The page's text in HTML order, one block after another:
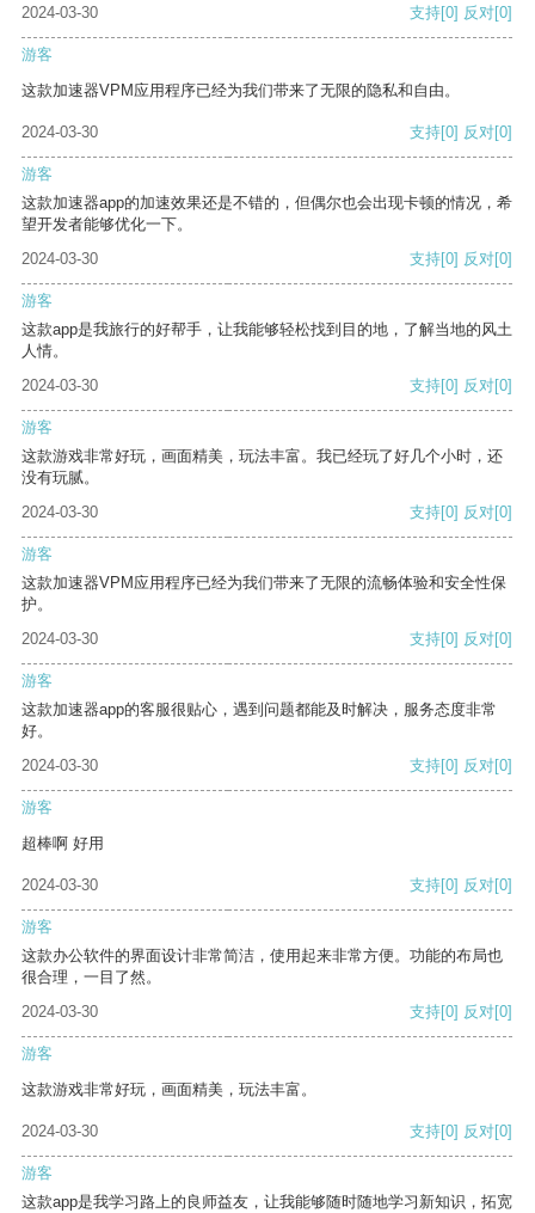
2024-03-30 支持[0] 反对[0]
游客
这款加速器VPM应用程序已经为我们带来了无限的隐私和自由。
2024-03-30 支持[0] 反对[0]
游客
这款加速器app的加速效果还是不错的，但偶尔也会出现卡顿的情况，希
望开发者能够优化一下。
2024-03-30
支持[0] 反对[0]
游客
这款app是我旅行的好帮手，让我能够轻松找到目的地，了解当地的风土
人情。
2024-03-30
支持[0] 反对[0]
游客
这款游戏非常好玩，画面精美，玩法丰富。我已经玩了好几个小时，还
没有玩腻。
2024-03-30
支持[0] 反对[0]
游客
这款加速器VPM应用程序已经为我们带来了无限的流畅体验和安全性保
护。
2024-03-30
支持[0] 反对[0]
游客
这款加速器app的客服很贴心，遇到问题都能及时解决，服务态度非常
好。
2024-03-30
支持[0] 反对[0]
游客
超棒啊 好用
2024-03-30 支持[0] 反对[0]
游客
这款办公软件的界面设计非常简洁，使用起来非常方便。功能的布局也
很合理，一目了然。
2024-03-30
支持[0] 反对[0]
游客
这款游戏非常好玩，画面精美，玩法丰富。
2024-03-30 支持[0] 反对[0]
游客
这款app是我学习路上的良师益友，让我能够随时随地学习新知识，拓宽